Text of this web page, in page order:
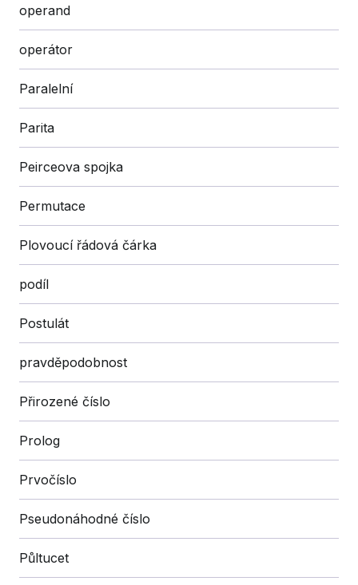
operand
operátor
Paralelní
Parita
Peirceova spojka
Permutace
Plovoucí řádová čárka
podíl
Postulát
pravděpodobnost
Přirozené číslo
Prolog
Prvočíslo
Pseudonáhodné číslo
Půltucet